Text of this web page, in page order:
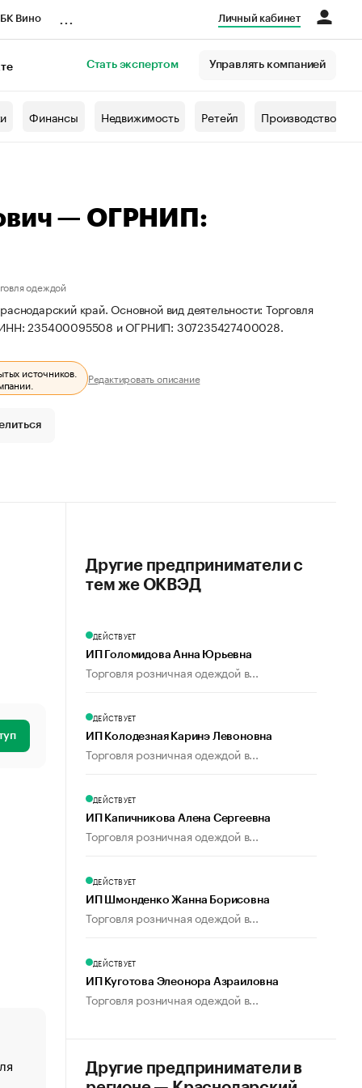
Вино Личный кабинет
Стать экспертом Управлять компанией
Финансы Недвижимость Ретейл Производство
— ОГРНИП:
одеждой
край. Основной вид деятельности: Торговля
ИНН: 235400095508 и ОГРНИП: 307235427400028.
источников.
Редактировать описание
«От спорта тело стареет иначе». Как живет глава
создавшей GTA
Другие предприниматели с
тем же ОКВЭД
ДЕЙСТВУЕТ
ИП Голомидова Анна Юрьевна
Торговля розничная одеждой в...
ДЕЙСТВУЕТ
ИП Колодезная Каринэ Левоновна
Торговля розничная одеждой в...
ДЕЙСТВУЕТ
ИП Капичникова Алена Сергеевна
Торговля розничная одеждой в...
ДЕЙСТВУЕТ
ИП Шмонденко Жанна Борисовна
Торговля розничная одеждой в...
ДЕЙСТВУЕТ
ИП Куготова Элеонора Азраиловна
Торговля розничная одеждой в...
Другие предприниматели в